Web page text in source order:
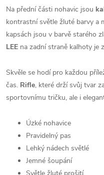
Na přední části nohavic jsou
kontrastní světle žluté barvy a
kapsách jsou v barvě starého
LEE na zadní straně kalhoty je
Skvěle se hodí pro každou
čas. Rifle, které drží svůj tvar
sportovnímu tričku, ale i
Úzké nohavice
Pravidelný pas
Lehký nádech světlé
Jemné šoupání